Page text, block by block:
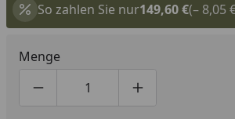
So zahlen Sie nur149,60 €(– 8,05
Menge
Produktmenge um eins verringern
Produktmenge manuell
Produktmenge